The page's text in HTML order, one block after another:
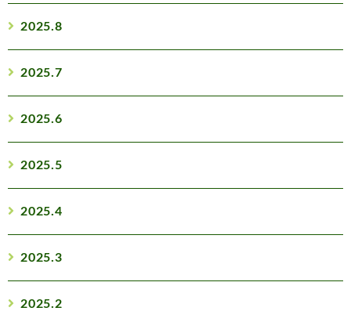
2025.8
2025.7
2025.6
2025.5
2025.4
2025.3
2025.2